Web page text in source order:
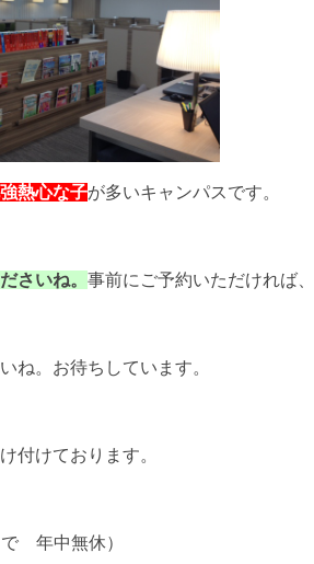
熱心な子が多いキャンパスです。
さいね。 事前にご予約いただければ、
ね。お待ちしています。
付けております。
年中無休）